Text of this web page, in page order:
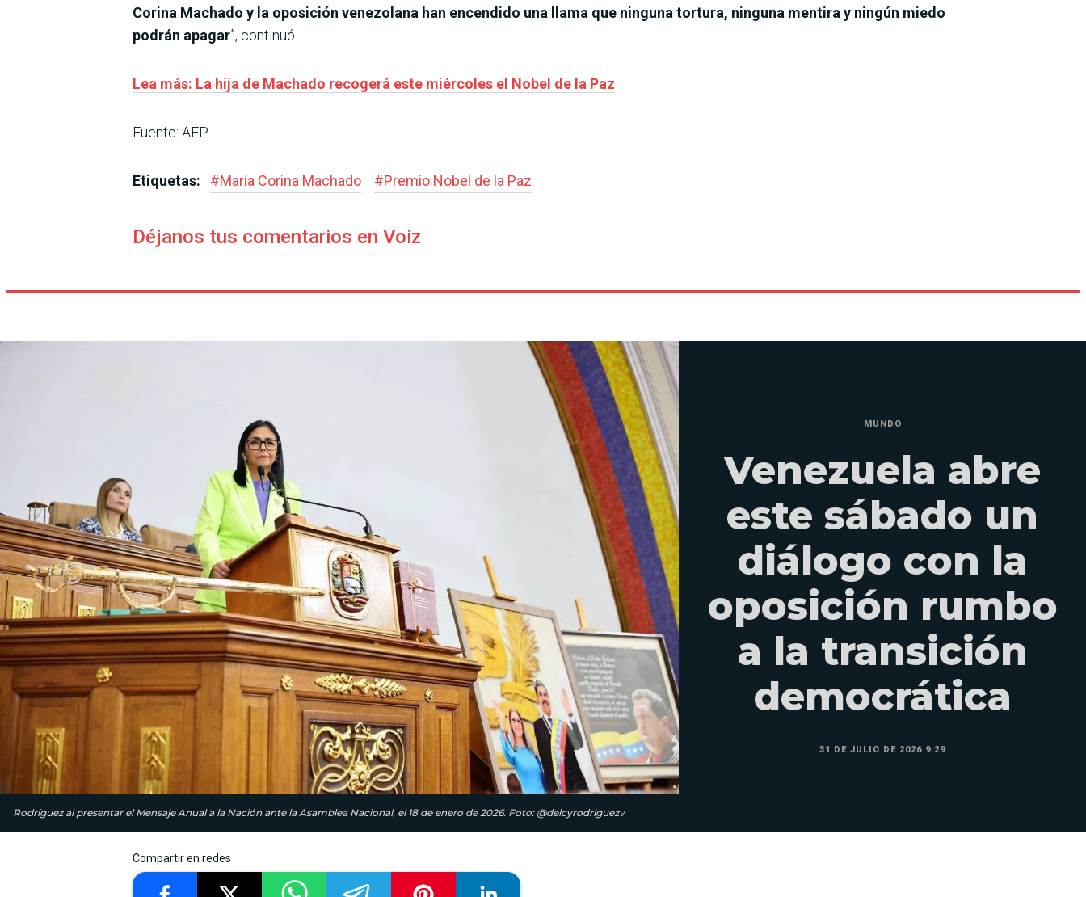
Corina Machado y la oposición venezolana han encendido una llama que ninguna tortura, ninguna mentira y ningún miedo
podrán apagar”, continuó.
Lea más: La hija de Machado recogerá este miércoles el Nobel de la Paz
Fuente: AFP
Etiquetas: #María Corina Machado #Premio Nobel de la Paz
Déjanos tus comentarios en Voiz
Rodríguez al presentar el Mensaje Anual a la Nación ante la Asamblea Nacional, el 18 de enero de 2026. Foto: @delcyrodriguezv
MUNDO
Venezuela abre
este sábado un
diálogo con la
oposición rumbo
a la transición
democrática
31 DE JULIO DE 2026 9:29
Compartir en redes